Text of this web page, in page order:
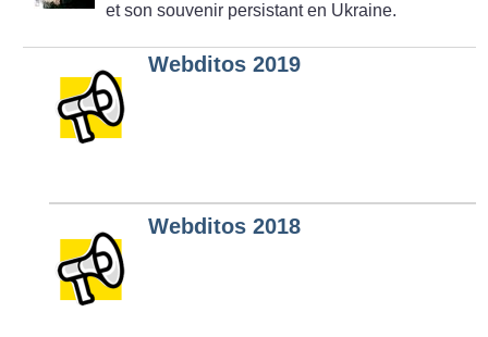
et son souvenir persistant en Ukraine.
Webditos 2019
Webditos 2018